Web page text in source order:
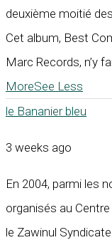
deuxième moitié
Cet album, Best
Marc Records, n’y
MoreSee Less
le Bananier bleu
3 weeks ago
En 2004, parmi les
organisés au
le Zawinul